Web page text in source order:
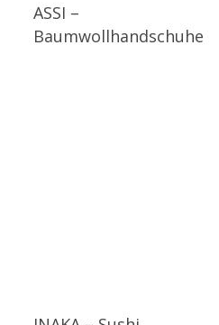
ASSI –
Baumwollhandschuhe